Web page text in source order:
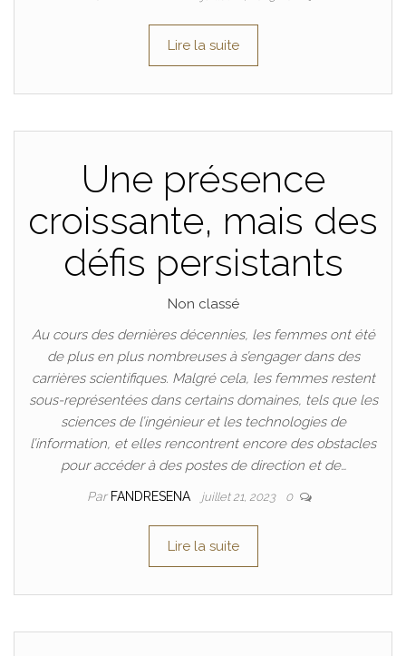
Lire la suite
Une présence
croissante, mais des
défis persistants
Non classé
Au cours des dernières décennies, les femmes ont été
de plus en plus nombreuses à s’engager dans des
carrières scientifiques. Malgré cela, les femmes restent
sous-représentées dans certains domaines, tels que les
sciences de l’ingénieur et les technologies de
l’information, et elles rencontrent encore des obstacles
pour accéder à des postes de direction et de…
Par FANDRESENA juillet 21, 2023 0
Lire la suite